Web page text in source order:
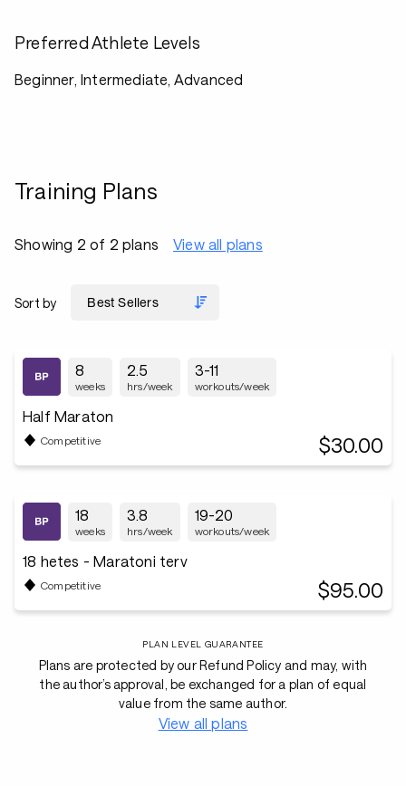
Preferred Athlete Levels
Beginner, Intermediate, Advanced
Training Plans
Showing 2 of 2 plans View all plans
Sort by
8
weeks
2.5
hrs/week
3-11
workouts/week
Half Maraton
Competitive $30.00
18
weeks
3.8
hrs/week
19-20
workouts/week
18 hetes - Maratoni terv
Competitive $95.00
PLAN LEVEL GUARANTEE
Plans are protected by our Refund Policy and may, with
the author’s approval, be exchanged for a plan of equal
value from the same author.
View all plans